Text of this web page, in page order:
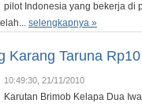
pilot Indonesia yang bekerja di
selengkapnya »
Karang Taruna
10:49:30, 21/11/2010
Karutan Brimob Kelapa Dua